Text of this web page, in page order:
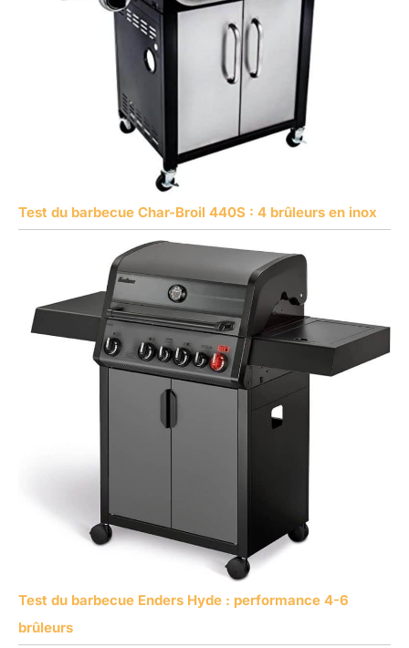
Test du barbecue Char-Broil 440S : 4 brûleurs en inox
Test du barbecue Enders Hyde : performance 4-6
brûleurs